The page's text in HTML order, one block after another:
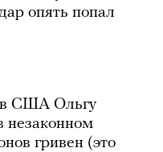
опять попал
в США Ольгу
незаконном
гривен (это